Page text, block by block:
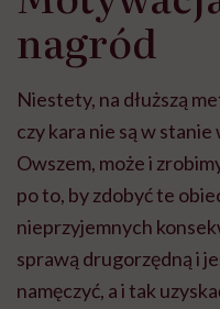
nagród
Niestety, na dłuższą
czy kara nie są w
Owszem, może i
po to, by zdobyć te
nieprzyjemnych
sprawą drugorzędną i
namęczyć, a i tak